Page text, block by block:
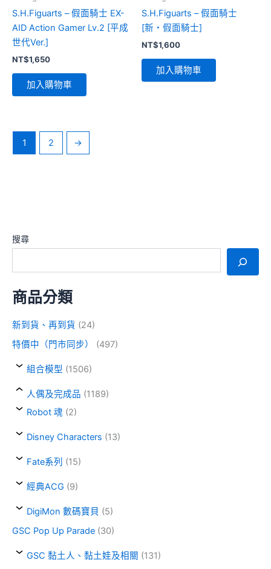
搜尋
商品分類
新到貨、再到貨 (24)
特價中（門市同步）
(497)
組合模型 (1506)
人偶及完成品 (1189)
Robot 魂 (2)
Disney Characters (13)
Fate系列 (15)
經典ACG (9)
DigiMon 數碼寶貝 (5)
GSC Pop Up Parade (30)
GSC 黏土人、黏土娃及相關 (131)
S.H.Figuarts – 假面騎士 EX-
AID Action Gamer Lv.2 [平成
世代Ver.]
NT$1,650
加入購物車
S.H.Figuarts – 假面騎士
[新・假面騎士]
NT$1,600
加入購物車
1 2 →